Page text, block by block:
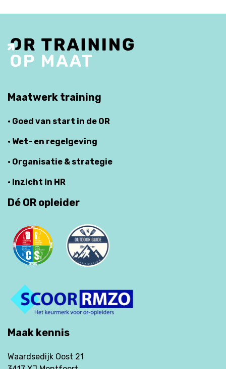
Maatwerk training
· Goed van start in de OR
· Wet- en regelgeving
· Organisatie & strategie
· Inzicht in HR
Dé OR opleider
Maak kennis
Waardsedijk Oost 21